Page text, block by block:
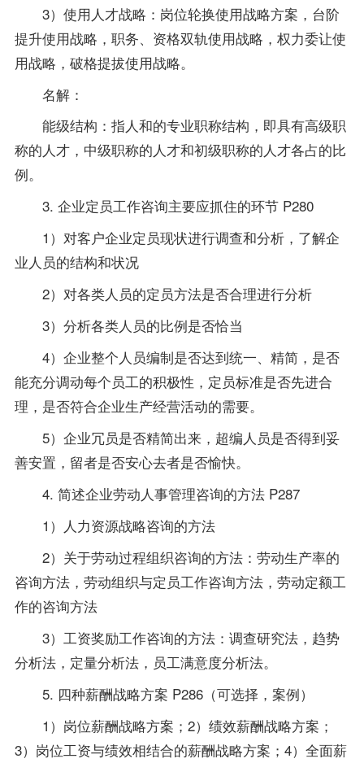
3）使用人才战略：岗位轮换使用战略方案，台阶
提升使用战略，职务、资格双轨使用战略，权力委让使
用战略，破格提拔使用战略。
名解：
能级结构：指人和的专业职称结构，即具有高级职
称的人才，中级职称的人才和初级职称的人才各占的比
例。
3. 企业定员工作咨询主要应抓住的环节 P280
1）对客户企业定员现状进行调查和分析，了解企
业人员的结构和状况
2）对各类人员的定员方法是否合理进行分析
3）分析各类人员的比例是否恰当
4）企业整个人员编制是否达到统一、精简，是否
能充分调动每个员工的积极性，定员标准是否先进合
理，是否符合企业生产经营活动的需要。
5）企业冗员是否精简出来，超编人员是否得到妥
善安置，留者是否安心去者是否愉快。
4. 简述企业劳动人事管理咨询的方法 P287
1）人力资源战略咨询的方法
2）关于劳动过程组织咨询的方法：劳动生产率的
咨询方法，劳动组织与定员工作咨询方法，劳动定额工
作的咨询方法
3）工资奖励工作咨询的方法：调查研究法，趋势
分析法，定量分析法，员工满意度分析法。
5. 四种薪酬战略方案 P286（可选择，案例）
1）岗位薪酬战略方案；2）绩效薪酬战略方案；
3）岗位工资与绩效相结合的薪酬战略方案；4）全面薪